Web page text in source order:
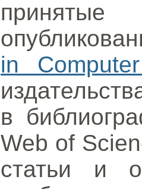
принятые
in
в
Web of
статьи и